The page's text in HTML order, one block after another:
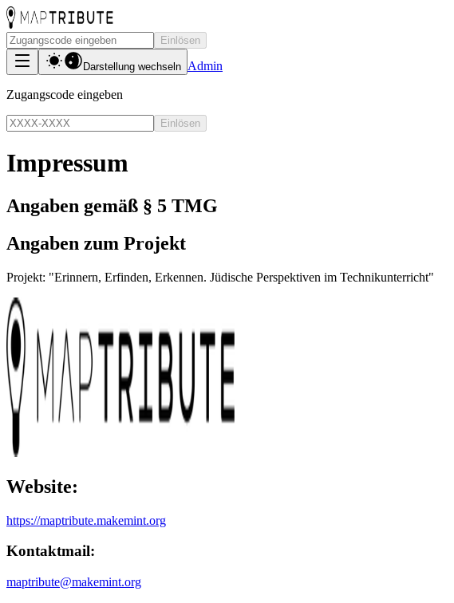
Einlösen
Darstellung wechseln Admin
Zugangscode eingeben
Einlösen
Impressum
Angaben gemäß § 5 TMG
Angaben zum Projekt
Projekt: "Erinnern, Erfinden, Erkennen. Jüdische Perspektiven im Technikunterricht"
Website:
https://maptribute.makemint.org
Kontaktmail:
maptribute@makemint.org